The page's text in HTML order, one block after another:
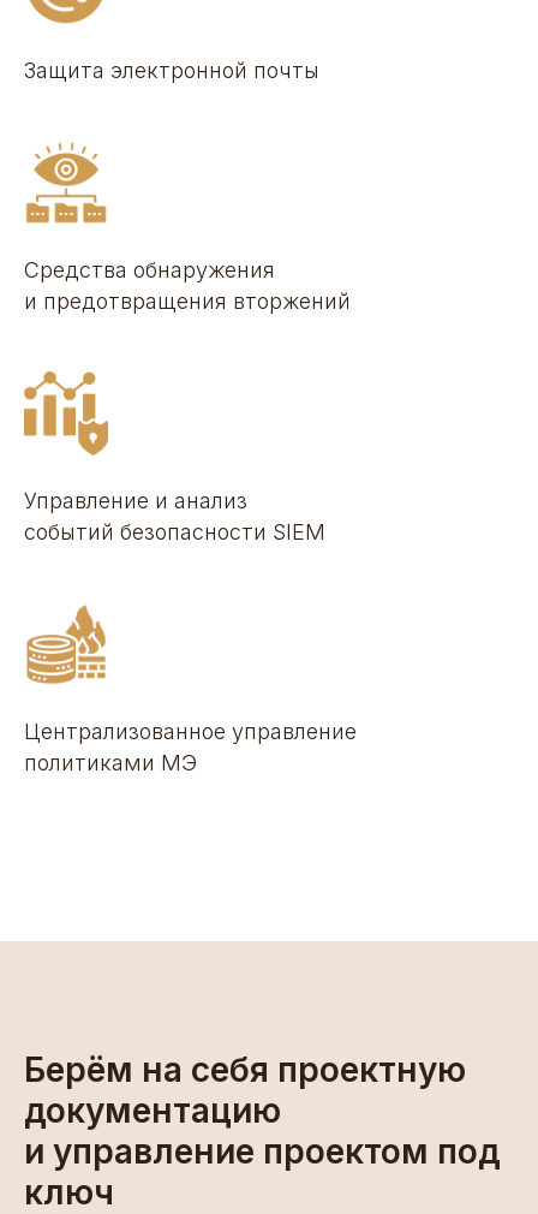
Защита электронной почты
Средства обнаружения
и предотвращения вторжений
Управление и анализ
событий безопасности SIEM
Централизованное управление
политиками МЭ
Берём на себя проектную
документацию
и управление проектом под
ключ